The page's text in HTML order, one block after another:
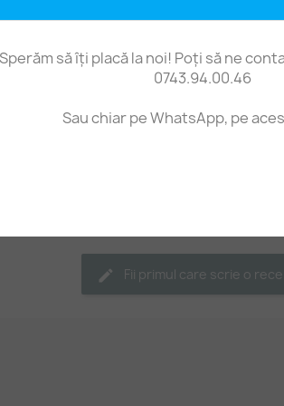
Sperăm să îți placă la noi! Poți să ne
0743.94.00.46
Sau chiar pe WhatsApp, pePret
Fii primul care scrie o